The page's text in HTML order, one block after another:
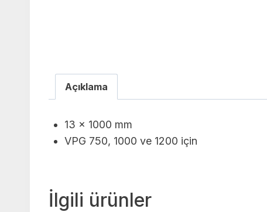
Açıklama
13 x 1000 mm
VPG 750, 1000 ve 1200 için
İlgili ürünler